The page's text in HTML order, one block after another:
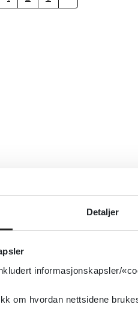
Detaljer
informasjonskapsler/
om hvordan nettsidene